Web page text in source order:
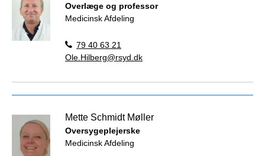
Overlæge og professor
Medicinsk Afdeling
79 40 63 21
Ole.Hilberg@rsyd.dk
Mette Schmidt Møller
Oversygeplejerske
Medicinsk Afdeling